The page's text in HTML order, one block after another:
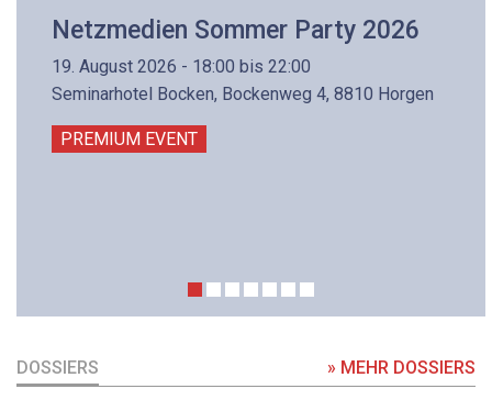
Netzmedien Sommer Party 2026
19. August 2026 - 18:00 bis 22:00
Seminarhotel Bocken, Bockenweg 4, 8810 Horgen
PREMIUM EVENT
DOSSIERS » MEHR DOSSIERS